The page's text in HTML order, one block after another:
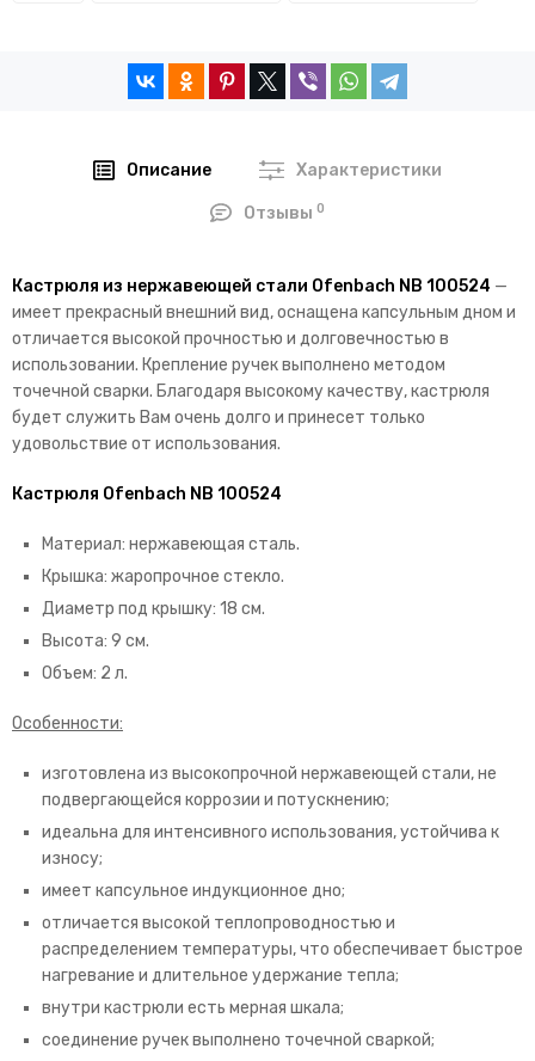
Описание Характеристики
Отзывы0
Кастрюля из нержавеющей стали Ofenbach NB 100524 —
имеет прекрасный внешний вид, оснащена капсульным дном и
отличается высокой прочностью и долговечностью в
использовании. Крепление ручек выполнено методом
точечной сварки. Благодаря высокому качеству, кастрюля
будет служить Вам очень долго и принесет только
удовольствие от использования.
Кастрюля Ofenbach NB 100524
Материал: нержавеющая сталь.
Крышка: жаропрочное стекло.
Диаметр под крышку: 18 см.
Высота: 9 см.
Объем: 2 л.
Особенности:
изготовлена из высокопрочной нержавеющей стали, не
подвергающейся коррозии и потускнению;
идеальна для интенсивного использования, устойчива к
износу;
имеет капсульное индукционное дно;
отличается высокой теплопроводностью и
распределением температуры, что обеспечивает быстрое
нагревание и длительное удержание тепла;
внутри кастрюли есть мерная шкала;
соединение ручек выполнено точечной сваркой;